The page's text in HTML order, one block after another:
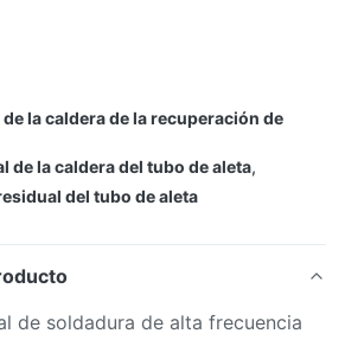
la caldera de la recuperación de
la caldera del tubo de aleta,
del tubo de aleta
de soldadura de alta frecuencia